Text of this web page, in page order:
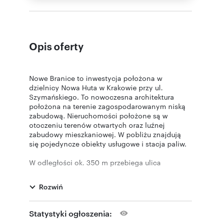
Opis oferty
Nowe Branice to inwestycja położona w
dzielnicy Nowa Huta w Krakowie przy ul.
Szymańskiego. To nowoczesna architektura
położona na terenie zagospodarowanym niską
zabudową. Nieruchomości położone są w
otoczeniu terenów otwartych oraz luźnej
zabudowy mieszkaniowej. W pobliżu znajdują
się pojedyncze obiekty usługowe i stacja paliw.
W odległości ok. 350 m przebiega ulica
komunikacja miejska – przystanek autobusowy,
który będzie znajdował się bezpośrednio przy
osiedlu, umożliwi mieszkańcom dogodny dojazd
do pracy, szkoły czy centrum. Pętla tramwajowa
Rozwiń
Statystyki ogłoszenia: